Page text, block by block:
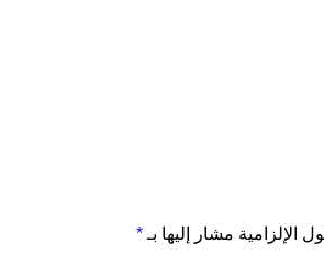
الإلزامية مشار إليها بـ *